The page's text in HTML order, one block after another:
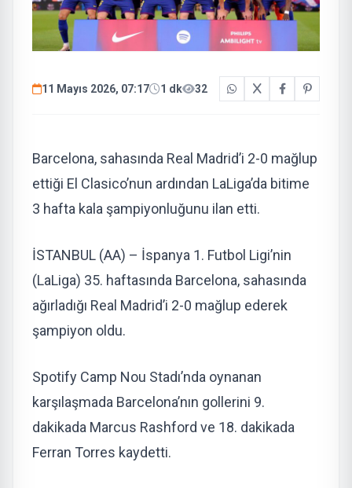
11 Mayıs 2026, 07:17 1 dk 32
Barcelona, sahasında Real Madrid’i 2-0 mağlup
ettiği El Clasico’nun ardından LaLiga’da bitime
3 hafta kala şampiyonluğunu ilan etti.
İSTANBUL (AA) – İspanya 1. Futbol Ligi’nin
(LaLiga) 35. haftasında Barcelona, sahasında
ağırladığı Real Madrid’i 2-0 mağlup ederek
şampiyon oldu.
Spotify Camp Nou Stadı’nda oynanan
karşılaşmada Barcelona’nın gollerini 9.
dakikada Marcus Rashford ve 18. dakikada
Ferran Torres kaydetti.